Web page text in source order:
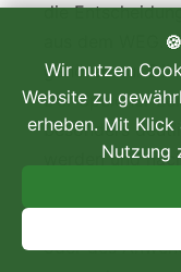
die
aus dem WEG.
gehören zur
Der Speicher
besonders
werden und
vereinfachten
deshalb Teil
oder des
Wir nutzen
Website zu
erheben. Mit
Nutzung